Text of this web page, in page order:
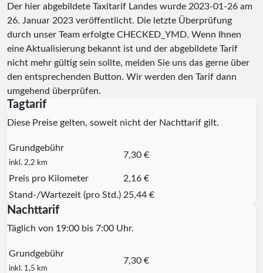
Der hier abgebildete Taxitarif Landes wurde 2023-01-26 am
26. Januar 2023 veröffentlicht. Die letzte Überprüfung
durch unser Team erfolgte CHECKED_YMD. Wenn Ihnen
eine Aktualisierung bekannt ist und der abgebildete Tarif
nicht mehr gültig sein sollte, melden Sie uns das gerne über
den entsprechenden Button. Wir werden den Tarif dann
umgehend überprüfen.
Tagtarif
Diese Preise gelten, soweit nicht der Nachttarif gilt.
Grundgebühr
inkl. 2,2 km
7,30 €
Preis pro Kilometer
2,16 €
Stand-/Wartezeit (pro Std.) 25,44 €
Nachttarif
Täglich von 19:00 bis 7:00 Uhr.
Grundgebühr
inkl. 1,5 km
7,30 €